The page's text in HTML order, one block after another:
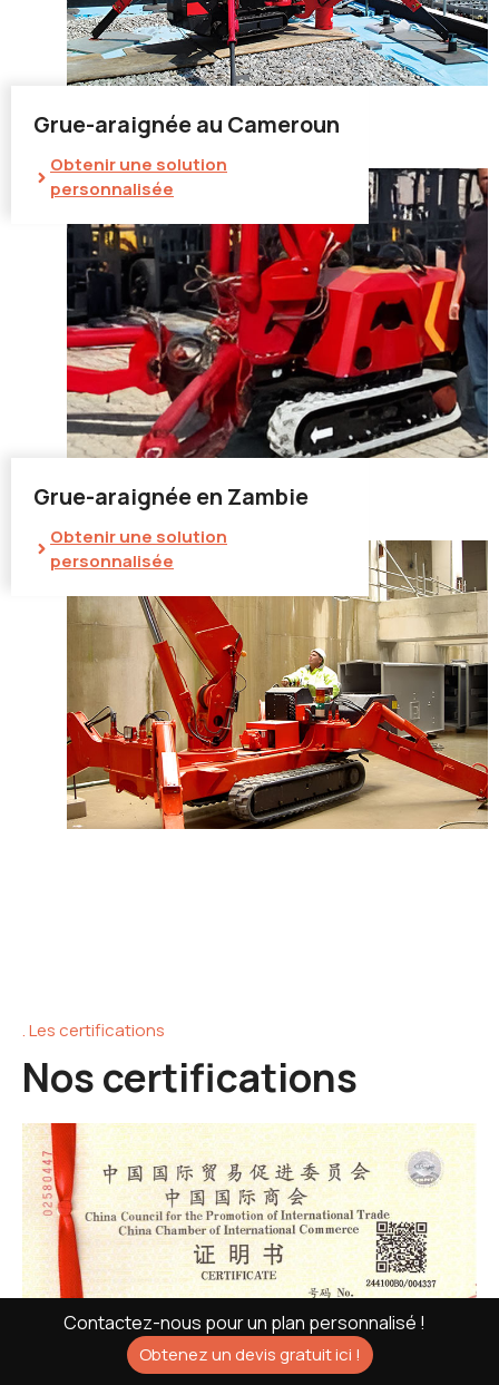
Grue-araignée au Cameroun
Obtenir une solution
personnalisée
Grue-araignée en Zambie
Obtenir une solution
personnalisée
. Les certifications
Nos certifications
Contactez-nous pour un plan personnalisé !
Obtenez un devis gratuit ici !